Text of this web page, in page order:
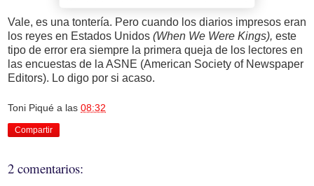
Vale, es una tontería. Pero cuando los diarios impresos eran
los reyes en Estados Unidos (When We Were Kings), este
tipo de error era siempre la primera queja de los lectores en
las encuestas de la ASNE (American Society of Newspaper
Editors). Lo digo por si acaso.
Toni Piqué a las 08:32
Compartir
2 comentarios: